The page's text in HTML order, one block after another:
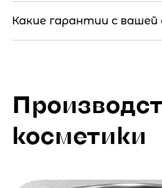
Какие гарантии с
косметики